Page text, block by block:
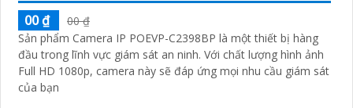
00 ₫
00 ₫
Sản phẩm Camera IP POEVP-C2398BP là một thiết bị hàng
đầu trong lĩnh vực giám sát an ninh. Với chất lượng hình ảnh
Full HD 1080p, camera này sẽ đáp ứng mọi nhu cầu giám sát
của bạn